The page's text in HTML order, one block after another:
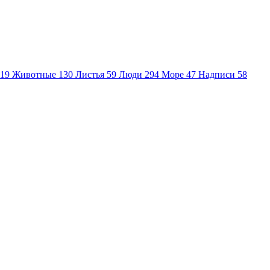
19 Животные 130 Листья 59 Люди 294 Море 47 Надписи 58